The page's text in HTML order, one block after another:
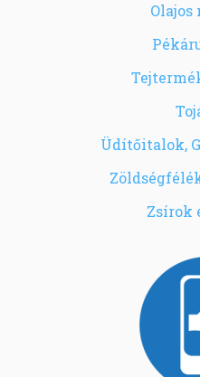
Olajos
Üdítőitalok,
Zsírok